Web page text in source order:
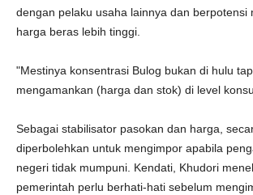
dengan pelaku usaha lainnya dan berpotensi
harga beras lebih tinggi.
"Mestinya konsentrasi Bulog bukan di hulu
mengamankan (harga dan stok) di level
Sebagai stabilisator pasokan dan harga,
diperbolehkan untuk mengimpor apabila
negeri tidak mumpuni. Kendati, Khudori
pemerintah perlu berhati-hati sebelum